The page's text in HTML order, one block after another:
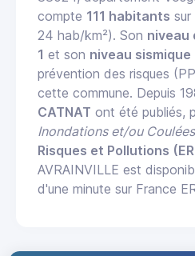
compte 111 habitants sur
24 hab/km²). Son niveau
1 et son niveau sismique
prévention des risques
cette commune. Depuis
CATNAT ont été publiés,
Inondations et/ou
Risques et Pollutions
AVRAINVILLE est
d'une minute sur France